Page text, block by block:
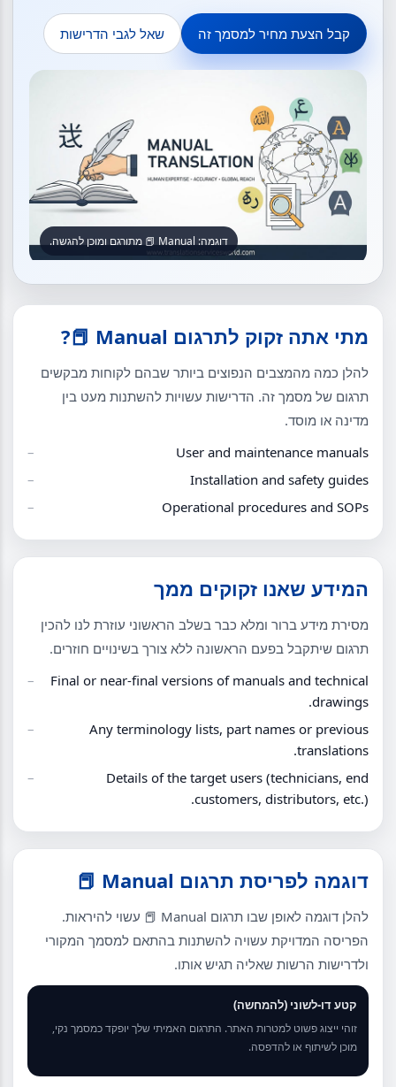
קבל הצעת מחיר למסמך זה שאל לגבי הדרישות
דוגמה: Manual 📕 מתורגם ומוכן להגשה.
מתי אתה זקוק לתרגום Manual 📕?
להלן כמה מהמצבים הנפוצים ביותר שבהם לקוחות מבקשים
תרגום של מסמך זה. הדרישות עשויות להשתנות מעט בין
מדינה או מוסד.
User and maintenance manuals
Installation and safety guides
Operational procedures and SOPs
המידע שאנו זקוקים ממך
מסירת מידע ברור ומלא כבר בשלב הראשוני עוזרת לנו להכין
תרגום שיתקבל בפעם הראשונה ללא צורך בשינויים חוזרים.
Final or near-final versions of manuals and technical
drawings.
Any terminology lists, part names or previous
translations.
Details of the target users (technicians, end
customers, distributors, etc.).
דוגמה לפריסת תרגום Manual 📕
להלן דוגמה לאופן שבו תרגום Manual 📕 עשוי להיראות.
הפריסה המדויקת עשויה להשתנות בהתאם למסמך המקורי
ולדרישות הרשות שאליה תגיש אותו.
קטע דו-לשוני (להמחשה)
זוהי ייצוג פשוט למטרות האתר. התרגום האמיתי שלך יופקד כמסמך נקי,
מוכן לשיתוף או להדפסה.